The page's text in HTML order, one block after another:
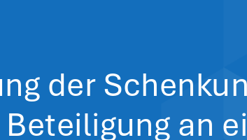
April 2026